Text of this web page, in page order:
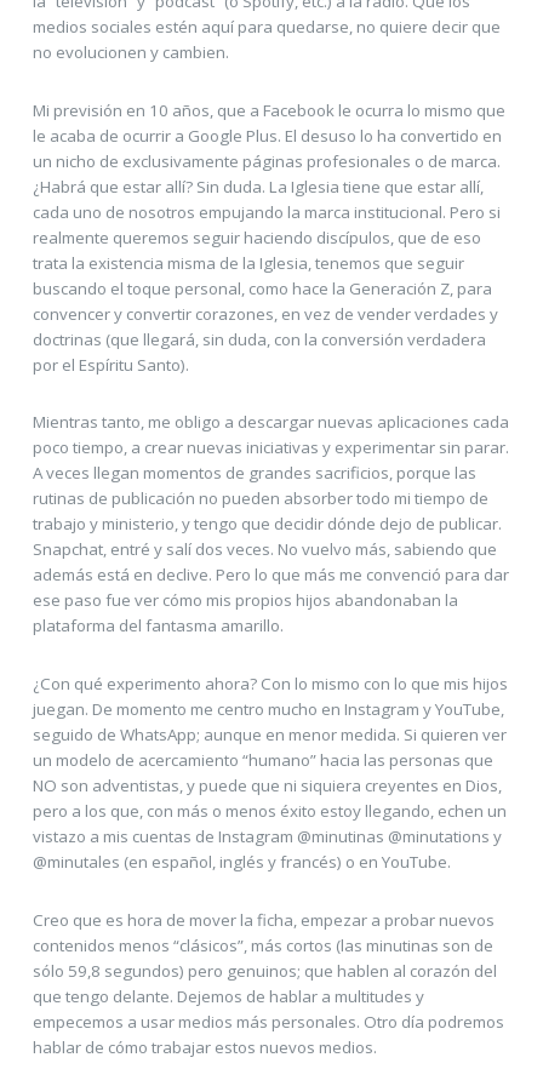
medios sociales estén aquí para quedarse, no quiere decir que
no evolucionen y cambien.
Mi previsión en 10 años, que a Facebook le ocurra lo mismo que
le acaba de ocurrir a Google Plus. El desuso lo ha convertido en
un nicho de exclusivamente páginas profesionales o de marca.
¿Habrá que estar allí? Sin duda. La Iglesia tiene que estar allí,
cada uno de nosotros empujando la marca institucional. Pero si
realmente queremos seguir haciendo discípulos, que de eso
trata la existencia misma de la Iglesia, tenemos que seguir
buscando el toque personal, como hace la Generación Z, para
convencer y convertir corazones, en vez de vender verdades y
doctrinas (que llegará, sin duda, con la conversión verdadera
por el Espíritu Santo).
Mientras tanto, me obligo a descargar nuevas aplicaciones cada
poco tiempo, a crear nuevas iniciativas y experimentar sin parar.
A veces llegan momentos de grandes sacrificios, porque las
rutinas de publicación no pueden absorber todo mi tiempo de
trabajo y ministerio, y tengo que decidir dónde dejo de publicar.
Snapchat, entré y salí dos veces. No vuelvo más, sabiendo que
además está en declive. Pero lo que más me convenció para dar
ese paso fue ver cómo mis propios hijos abandonaban la
plataforma del fantasma amarillo.
¿Con qué experimento ahora? Con lo mismo con lo que mis hijos
juegan. De momento me centro mucho en Instagram y YouTube,
seguido de WhatsApp; aunque en menor medida. Si quieren ver
un modelo de acercamiento “humano” hacia las personas que
NO son adventistas, y puede que ni siquiera creyentes en Dios,
pero a los que, con más o menos éxito estoy llegando, echen un
vistazo a mis cuentas de Instagram @minutinas @minutations y
@minutales (en español, inglés y francés) o en YouTube.
Creo que es hora de mover la ficha, empezar a probar nuevos
contenidos menos “clásicos”, más cortos (las minutinas son de
sólo 59,8 segundos) pero genuinos; que hablen al corazón del
que tengo delante. Dejemos de hablar a multitudes y
empecemos a usar medios más personales. Otro día podremos
hablar de cómo trabajar estos nuevos medios.